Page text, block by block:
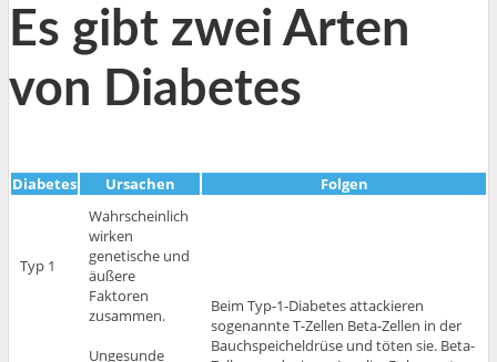
Es gibt zwei Arten
von Diabetes
Diabetes Ursachen Folgen
Typ 1
Wahrscheinlich
wirken
genetische und
äußere
Faktoren
zusammen.
Beim Typ-1-Diabetes attackieren
sogenannte T-Zellen Beta-Zellen in der
Bauchspeicheldrüse und töten sie. Beta-
Ungesunde